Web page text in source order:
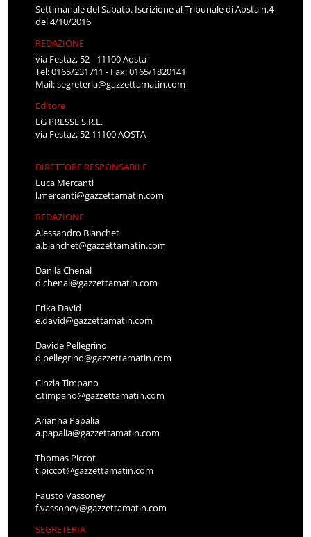
Settimanale del Sabato. Iscrizione al Tribunale di Aosta n.4
del 4/10/2016
REDAZIONE
via Festaz, 52 - 11100 Aosta
Tel: 0165/231711 - Fax: 0165/1820141
Mail:segreteria@gazzettamatin.com
Editore
LG PRESSE S.R.L.
via Festaz, 52 11100 AOSTA
DIRETTORE RESPONSABILE
Luca Mercanti
l.mercanti@gazzettamatin.com
REDAZIONE
Alessandro Bianchet
a.bianchet@gazzettamatin.com
Danila Chenal
d.chenal@gazzettamatin.com
Erika David
e.david@gazzettamatin.com
Davide Pellegrino
d.pellegrino@gazzettamatin.com
Cinzia Timpano
c.timpano@gazzettamatin.com
Arianna Papalia
a.papalia@gazzettamatin.com
Thomas Piccot
t.piccot@gazzettamatin.com
Fausto Vassoney
f.vassoney@gazzettamatin.com
SEGRETERIA